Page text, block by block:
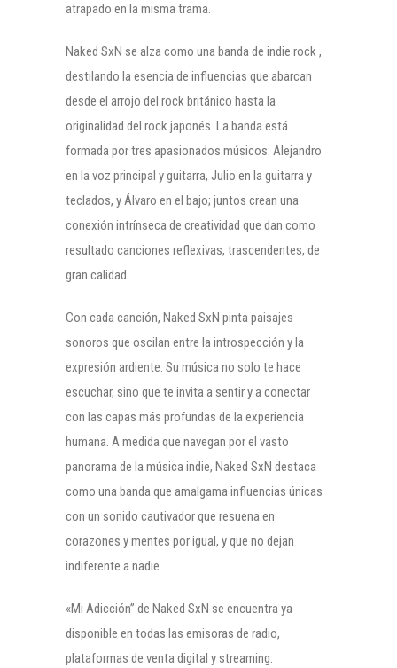
atrapado en la misma trama.
Naked SxN se alza como una banda de indie rock ,
destilando la esencia de influencias que abarcan
desde el arrojo del rock británico hasta la
originalidad del rock japonés. La banda está
formada por tres apasionados músicos: Alejandro
en la voz principal y guitarra, Julio en la guitarra y
teclados, y Álvaro en el bajo; juntos crean una
conexión intrínseca de creatividad que dan como
resultado canciones reflexivas, trascendentes, de
gran calidad.
Con cada canción, Naked SxN pinta paisajes
sonoros que oscilan entre la introspección y la
expresión ardiente. Su música no solo te hace
escuchar, sino que te invita a sentir y a conectar
con las capas más profundas de la experiencia
humana. A medida que navegan por el vasto
panorama de la música indie, Naked SxN destaca
como una banda que amalgama influencias únicas
con un sonido cautivador que resuena en
corazones y mentes por igual, y que no dejan
indiferente a nadie.
«Mi Adicción” de Naked SxN se encuentra ya
disponible en todas las emisoras de radio,
plataformas de venta digital y streaming.